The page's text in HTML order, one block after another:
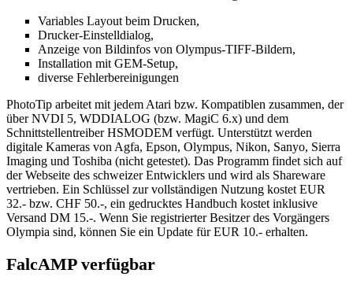
Variables Layout beim Drucken,
Drucker-Einstelldialog,
Anzeige von Bildinfos von Olympus-TIFF-Bildern,
Installation mit GEM-Setup,
diverse Fehlerbereinigungen
PhotoTip arbeitet mit jedem Atari bzw. Kompatiblen zusammen, der
über NVDI 5, WDDIALOG (bzw. MagiC 6.x) und dem
Schnittstellentreiber HSMODEM verfügt. Unterstützt werden
digitale Kameras von Agfa, Epson, Olympus, Nikon, Sanyo, Sierra
Imaging und Toshiba (nicht getestet). Das Programm findet sich auf
der Webseite des schweizer Entwicklers und wird als Shareware
vertrieben. Ein Schlüssel zur vollständigen Nutzung kostet EUR
32.- bzw. CHF 50.-, ein gedrucktes Handbuch kostet inklusive
Versand DM 15.-. Wenn Sie registrierter Besitzer des Vorgängers
Olympia sind, können Sie ein Update für EUR 10.- erhalten.
FalcAMP verfügbar